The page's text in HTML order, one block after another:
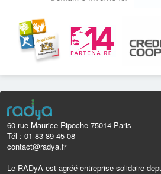
60 rue Maurice Ripoche 75014 Paris
Tél : 01 83 89 45 08
contact@radya.fr
Le RADyA est agréé entreprise solidaire